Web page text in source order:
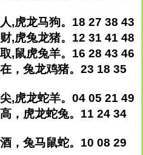
,虎龙马狗。18 27 38 43
,虎兔龙猪。12 31 41 48
,鼠虎兔羊。16 28 43 46
，兔龙鸡猪。23 18 35
,虎龙蛇羊。04 05 21 49
，虎龙蛇兔。11 24 34
，兔马鼠蛇。10 08 29